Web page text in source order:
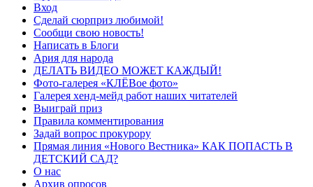
Вход
Сделай сюрприз любимой!
Сообщи свою новость!
Написать в Блоги
Ария для народа
ДЕЛАТЬ ВИДЕО МОЖЕТ КАЖДЫЙ!
Фото-галерея «КЛЁВое фото»
Галерея хенд-мейд работ наших читателей
Выиграй приз
Правила комментирования
Задай вопрос прокурору
Прямая линия «Нового Вестника» КАК ПОПАСТЬ В
ДЕТСКИЙ САД?
О нас
Архив опросов